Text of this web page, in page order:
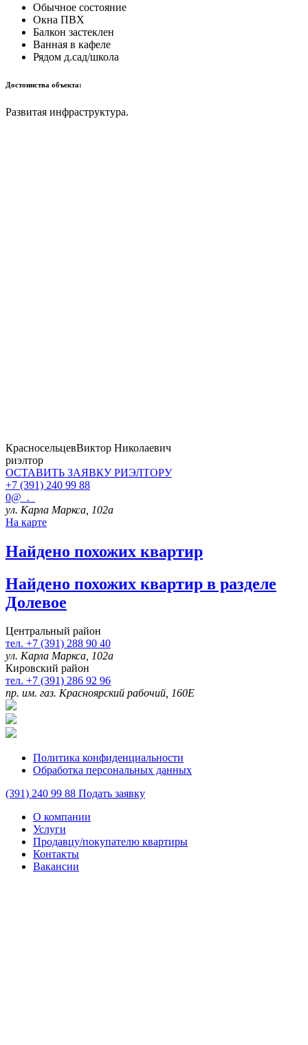
Обычное состояние
Окна ПВХ
Балкон застеклен
Ванная в кафеле
Рядом д.сад/школа
Достоинства объекта:
Развитая инфраструктура.
КрасносельцевВиктор Николаевич
риэлтор
ОСТАВИТЬ ЗАЯВКУРИЭЛТОРУ
+7 (391) 240 99 88
0@_._
ул. Карла Маркса, 102а
На карте
Найдено похожих квартир
Найдено похожих квартир в разделе
Долевое
Центральный район
тел. +7 (391) 288 90 40
ул. Карла Маркса, 102а
Кировский район
тел. +7 (391) 286 92 96
пр. им. газ. Красноярский рабочий, 160Е
Политика конфиденциальности
Обработка персональных данных
(391) 240 99 88 Подать заявку
О компании
Услуги
Продавцу/покупателю квартиры
Контакты
Вакансии